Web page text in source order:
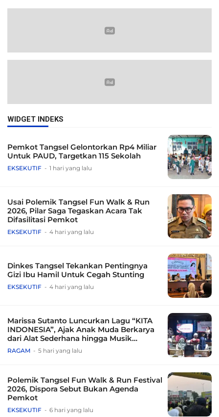
WIDGET INDEKS
Pemkot Tangsel Gelontorkan Rp4 Miliar
Untuk PAUD, Targetkan 115 Sekolah
EKSEKUTIF 1 hari yang lalu
Usai Polemik Tangsel Fun Walk & Run
2026, Pilar Saga Tegaskan Acara Tak
Difasilitasi Pemkot
EKSEKUTIF 4 hari yang lalu
Dinkes Tangsel Tekankan Pentingnya
Gizi Ibu Hamil Untuk Cegah Stunting
EKSEKUTIF 4 hari yang lalu
Marissa Sutanto Luncurkan Lagu “KITA
INDONESIA”, Ajak Anak Muda Berkarya
dari Alat Sederhana hingga Musik
Tradisional
RAGAM 5 hari yang lalu
Polemik Tangsel Fun Walk & Run Festival
2026, Dispora Sebut Bukan Agenda
Pemkot
EKSEKUTIF 6 hari yang lalu